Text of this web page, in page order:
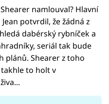
namlouval? Hlavní
potvrdil, že žádná z
dabérský rybníček a
seriál tak bude
plánů. Shearer z toho
to holt v